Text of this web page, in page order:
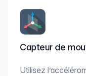
Capteur de
Utilisez